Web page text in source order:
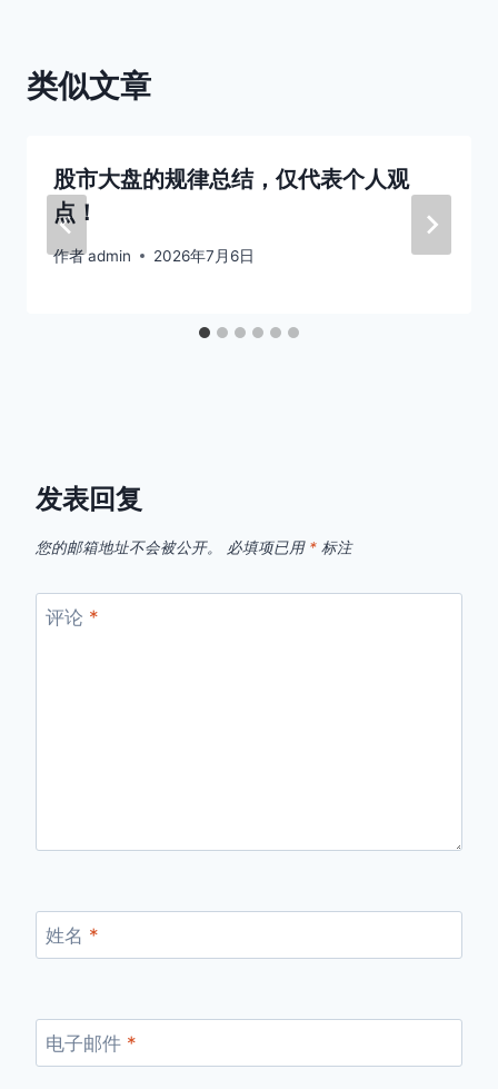
类似文章
股市大盘的规律总结，仅代表个人观
点！
作者admin 2026年7月6日
发表回复
您的邮箱地址不会被公开。 必填项已用 * 标注
评论 *
姓名 *
电子邮件 *